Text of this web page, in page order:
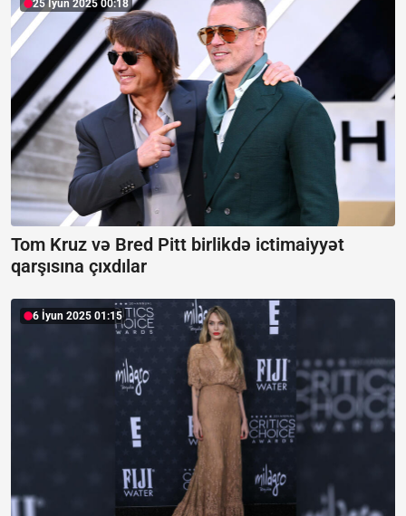
25 İyun 2025 00:18
Tom Kruz və Bred Pitt birlikdə ictimaiyyət
qarşısına çıxdılar
6 İyun 2025 01:15